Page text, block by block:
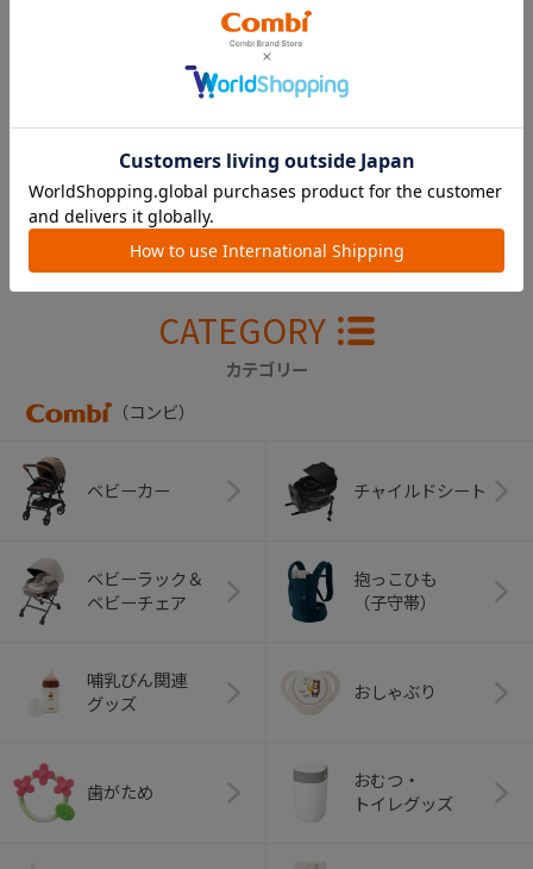
Ｔ ガードカバー
（ペールレッド）
￥1,650
CATEGORY
カテゴリー
（コンビ）
ベビーカー チャイルドシート
ベビーラック＆
ベビーチェア
抱っこひも
（子守帯）
哺乳びん関連
グッズ
おしゃぶり
歯がため
おむつ・
トイレグッズ